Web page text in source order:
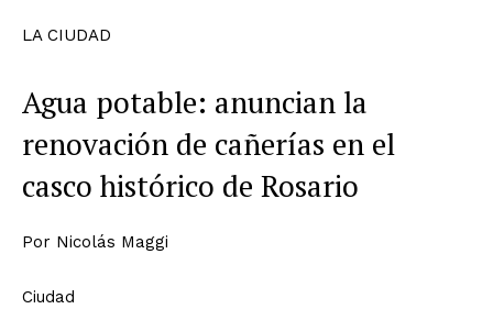
LA CIUDAD
Agua potable: anuncian la
renovación de cañerías en el
casco histórico de Rosario
Por Nicolás Maggi
Ciudad